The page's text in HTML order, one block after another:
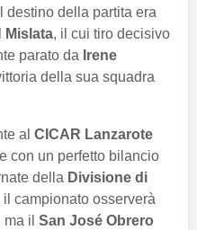
destino della partita era
Mislata, il cui tiro decisivo
parato da Irene
della sua squadra
al CICAR Lanzarote
con un perfetto bilancio
della Divisione di
il campionato osserverà
il San José Obrero